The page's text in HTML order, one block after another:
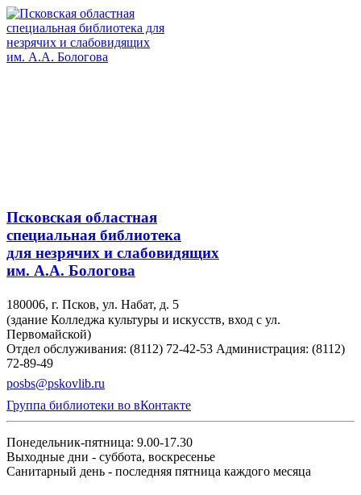
Псковская областная
специальная библиотека
для незрячих и слабовидящих
им. А.А. Бологова
180006, г. Псков, ул. Набат, д. 5
(здание Колледжа культуры и искусств, вход с ул.
Первомайской)
Отдел обслуживания: (8112) 72-42-53 Администрация: (8112)
72-89-49
posbs@pskovlib.ru
Группа библиотеки во вКонтакте
Понедельник-пятница: 9.00-17.30
Выходные дни - суббота, воскресенье
Санитарный день - последняя пятница каждого месяца